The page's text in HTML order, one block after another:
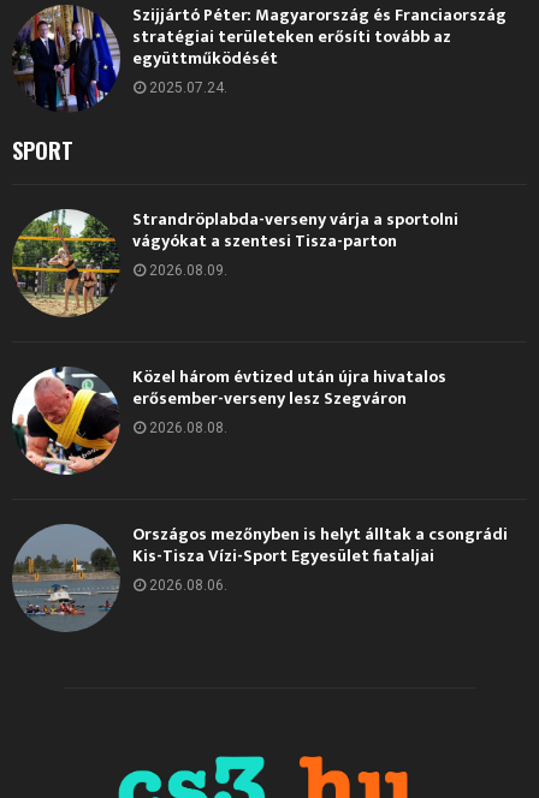
Szijjártó Péter: Magyarország és Franciaország
stratégiai területeken erősíti tovább az
együttműködését
2025.07.24.
SPORT
Strandröplabda-verseny várja a sportolni
vágyókat a szentesi Tisza-parton
2026.08.09.
Közel három évtized után újra hivatalos
erősember-verseny lesz Szegváron
2026.08.08.
Országos mezőnyben is helyt álltak a csongrádi
Kis-Tisza Vízi-Sport Egyesület fiataljai
2026.08.06.